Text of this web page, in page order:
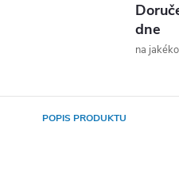
dne
na
POPIS PRODUKTU